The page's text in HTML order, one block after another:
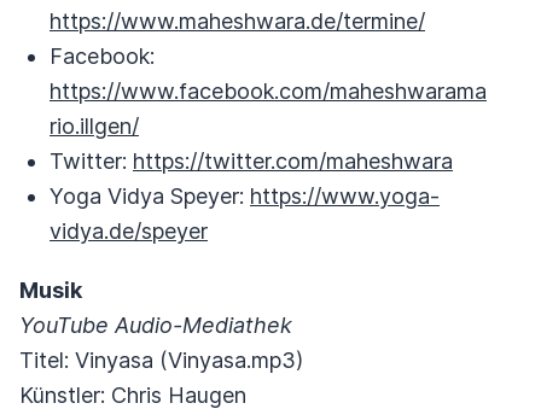
https://www.maheshwara.de/termine/
Facebook:
https://www.facebook.com/maheshwarama
rio.illgen/
Twitter: https://twitter.com/maheshwara
Yoga Vidya Speyer: https://www.yoga-
vidya.de/speyer
Musik
YouTube Audio-Mediathek
Titel: Vinyasa (Vinyasa.mp3)
Künstler: Chris Haugen